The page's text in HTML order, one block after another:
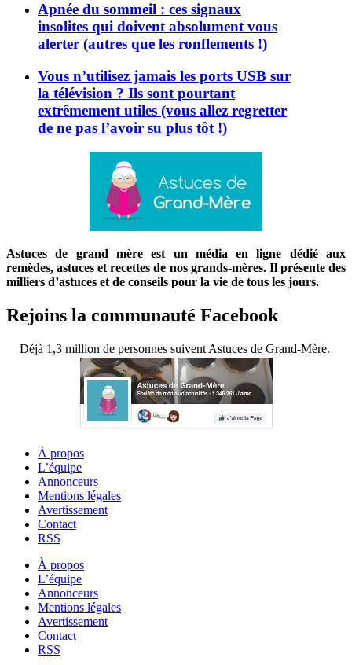
Apnée du sommeil : ces signaux
insolites qui doivent absolument vous
alerter (autres que les ronflements !)
Vous n’utilisez jamais les ports USB sur
la télévision ? Ils sont pourtant
extrêmement utiles (vous allez regretter
de ne pas l’avoir su plus tôt !)
Astuces de grand mère est un média en ligne dédié aux
remèdes, astuces et recettes de nos grands-mères. Il présente des
milliers d’astuces et de conseils pour la vie de tous les jours.
Rejoins la communauté Facebook
Déjà 1,3 million de personnes suivent Astuces de Grand-Mère.
À propos
L’équipe
Annonceurs
Mentions légales
Avertissement
Contact
RSS
À propos
L’équipe
Annonceurs
Mentions légales
Avertissement
Contact
RSS